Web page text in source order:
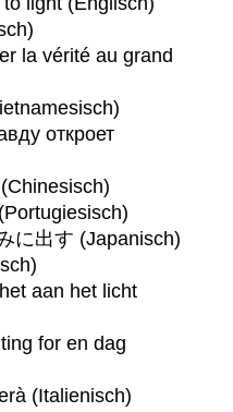
la vérité au grand
откроет
(Chinesisch)
(Portugiesisch)
に出す (Japanisch)
aan het licht
for en dag
(Italienisch)